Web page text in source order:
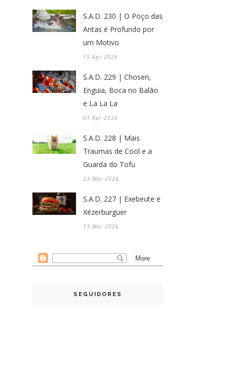
S.A.D. 230 | O Poço das
Antas é Profundo por
um Motivo
15 Apr 2026
S.A.D. 229 | Chosen,
Enguia, Boca no Balão
e La La La
01 Apr 2026
S.A.D. 228 | Mais
Traumas de Cool e a
Guarda do Tofu
23 Mar 2026
S.A.D. 227 | Exebeute e
Xézerburguer
13 Mar 2026
SEGUIDORES